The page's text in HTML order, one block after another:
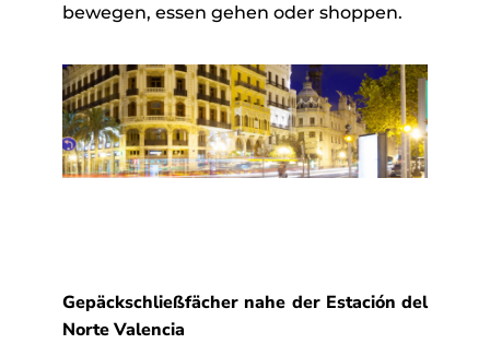
bewegen, essen gehen oder shoppen.
Gepäckschließfächer nahe der Estación del
Norte Valencia